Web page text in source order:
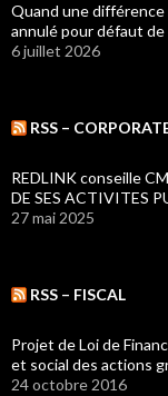
Quand une différence
annulé pour défaut
6 juillet 2026
RSS –
REDLINK conseille
DE SES ACTIVITES
27 mai 2025
RSS – FISCAL
Projet de Loi de
et social des actions
24 octobre 2016